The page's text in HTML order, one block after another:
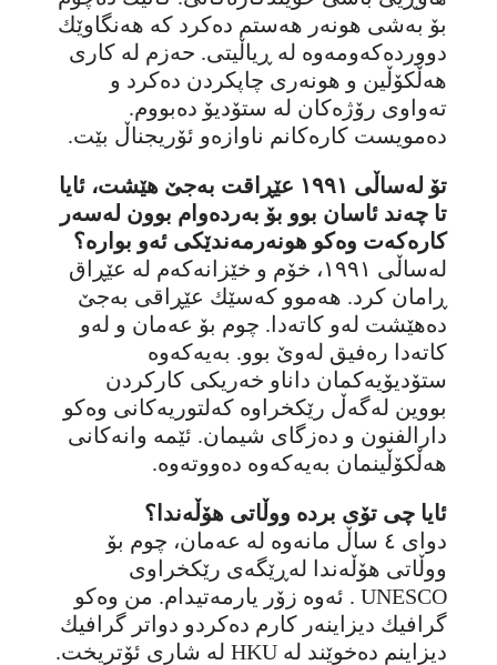
بۆ بەشی هونەر هەستم دەکرد کە هەنگاوێك
دووردەکەومەوە لە ڕیاڵیتی. حەزم لە کاری
هەڵکۆڵین و هونەری چاپکردن دەکرد و
تەواوی رۆژەکان لە ستۆدیۆ دەبووم.
دەمویست کارەکانم ناوازەو ئۆریجناڵ بێت.
تۆ لەساڵی ١٩٩١ عێڕاقت بەجێ هێشت، ئایا
تا چەند ئاسان بوو بۆ بەردەوام بوون لەسەر
کارەکەت وەکو هونەرمەندێکی ئەو بوارە؟
لەساڵی ١٩٩١، خۆم و خێزانەکەم لە عێڕاق
ڕامان کرد. هەموو کەسێك عێڕاقی بەجێ
دەهێشت لەو کاتەدا. چوم بۆ عەمان و لەو
کاتەدا رەفیق لەوێ بوو. بەیەکەوە
ستۆدیۆیەکمان داناو خەریکی کارکردن
بووین لەگەڵ رێکخراوە کەلتوریەکانی وەکو
دارالفنون و دەزگای شیمان. ئێمە وانەکانی
هەڵکۆڵینمان بەیەکەوە دەووتەوە.
ئایا چی تۆی بردە ووڵاتی هۆڵەندا؟
دوای ٤ ساڵ مانەوە لە عەمان، چوم بۆ
ووڵاتی هۆڵەندا لەڕێگەی رێکخراوی
UNESCO . ئەوە زۆر یارمەتیدام. من وەکو
گرافیك دیزاینەر کارم دەکردو دواتر گرافیك
دیزاینم دەخوێند لە HKU لە شاری ئۆتریخت.